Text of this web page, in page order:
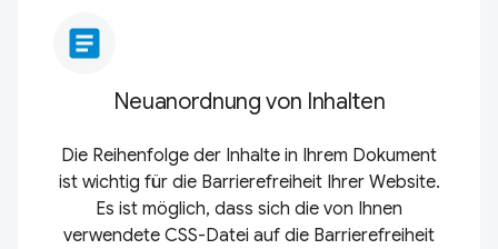
article
Neuanordnung von Inhalten
Die Reihenfolge der Inhalte in Ihrem Dokument
ist wichtig für die Barrierefreiheit Ihrer Website.
Es ist möglich, dass sich die von Ihnen
verwendete CSS-Datei auf die Barrierefreiheit